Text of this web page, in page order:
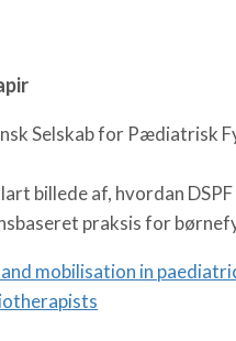
Selskab for Pædiatrisk
billede af, hvordan
praksis for
mobilisation in